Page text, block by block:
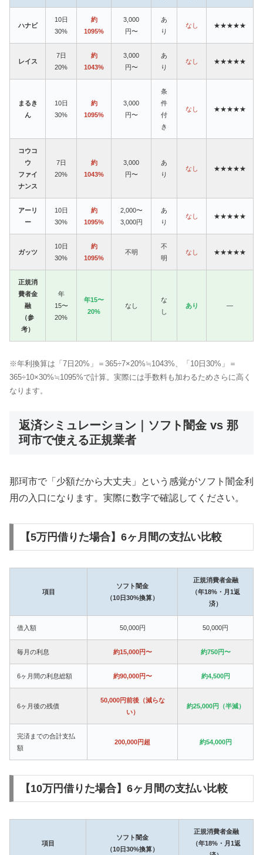
ハナビ
10日
30%
約
1095%
3,000
円〜
あ
り
なし ★★★★★
レイス
7日
20%
約
1043%
3,000
円〜
あ
り
なし ★★★★★
まるき
ん
10日
30%
約
1095%
3,000
円〜
条
件
付
き
なし ★★★★★
コウコ
ウ
ファイ
ナンス
7日
20%
約
1043%
3,000
円〜
あ
り
なし ★★★★★
アーリ
ー
10日
30%
約
1095%
2,000〜
3,000円
あ
り
なし ★★★★★
ガッツ
10日
30%
約
1095%
不明
不
明
なし ★★★★★
正規消
費者金
融
（参
考）
年
15〜
20%
年15〜
20%
なし
な
し
あり —
※年利換算は「7日20%」＝365÷7×20%≒1043%、「10日30%」＝
365÷10×30%≒1095%で計算。実際には手数料も加わるためさらに高く
なります。
返済シミュレーション｜ソフト闇金 vs 那
珂市で使える正規業者
那珂市で「少額だから大丈夫」という感覚がソフト闇金利
用の入口になります。実際に数字で確認してください。
【5万円借りた場合】6ヶ月間の支払い比較
項目
ソフト闇金
（10日30%換算）
正規消費者金融
（年18%・月1返
済）
借入額 50,000円 50,000円
毎月の利息 約15,000円〜 約750円〜
6ヶ月間の利息総額 約90,000円〜 約4,500円
6ヶ月後の残債
50,000円前後（減らな
い）
約25,000円（半減）
完済までの合計支払
額
200,000円超 約54,000円
【10万円借りた場合】6ヶ月間の支払い比較
項目
ソフト闇金
（10日30%換算）
正規消費者金融
（年18%・月1返